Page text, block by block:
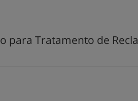
para Tratamento de